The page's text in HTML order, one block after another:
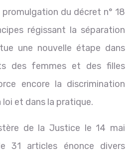
promulgation du décret n° 18
régissant la séparation
une nouvelle étape dans
des femmes et des filles
encore la discrimination
et dans la pratique.
de la Justice le 14 mai
31 articles énonce divers